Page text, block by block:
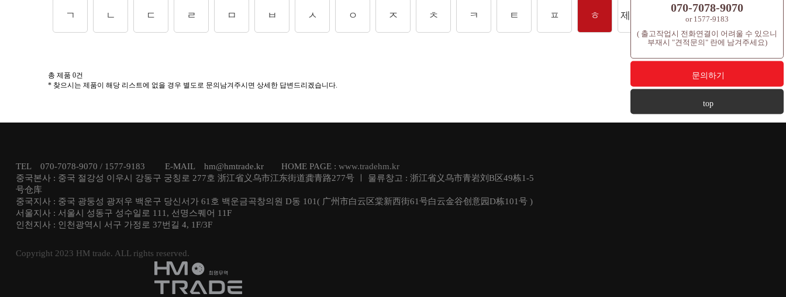
070-7078-9070
or 1577-9183
( 출고작업시 전화연결이 어려울 수 있으니
부재시 "견적문의" 란에 남겨주세요)
문의하기
top
ㄱ ㄴ ㄷ ㄹ ㅁ ㅂ ㅅ ㅇ ㅈ ㅊ ㅋ ㅌ ㅍ ㅎ 제주도 셔틀콕 컨텐츠
총 제품 0건
* 찾으시는 제품이 해당 리스트에 없을 경우 별도로 문의남겨주시면 상세한 답변드리겠습니다.
TEL 070-7078-9070 / 1577-9183 E-MAIL hm@hmtrade.kr HOME PAGE : www.tradehm.kr
중국본사 : 중국 절강성 이우시 강동구 궁칭로 277호 浙江省义乌市江东街道龚青路277号 ㅣ 물류창고 : 浙江省义乌市青岩刘B区49栋1-5
号仓库
중국지사 : 중국 광둥성 광저우 백운구 당신서가 61호 백운금곡창의원 D동 101( 广州市白云区棠新西街61号白云金谷创意园D栋101号 )
서울지사 : 서울시 성동구 성수일로 111, 선명스퀘어 11F
인천지사 : 인천광역시 서구 가정로 37번길 4, 1F/3F
Copyright 2023 HM trade. ALL rights reserved.